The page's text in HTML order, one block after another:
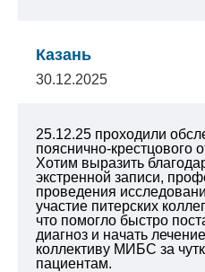
Казань
30.12.2025
25.12.25 проходили
пояснично-крестцового
Хотим выразить
экстренной записи,
проведения
участие питерских
что помогло быстро
диагноз и начать
коллективу МИБС за
пациентам.